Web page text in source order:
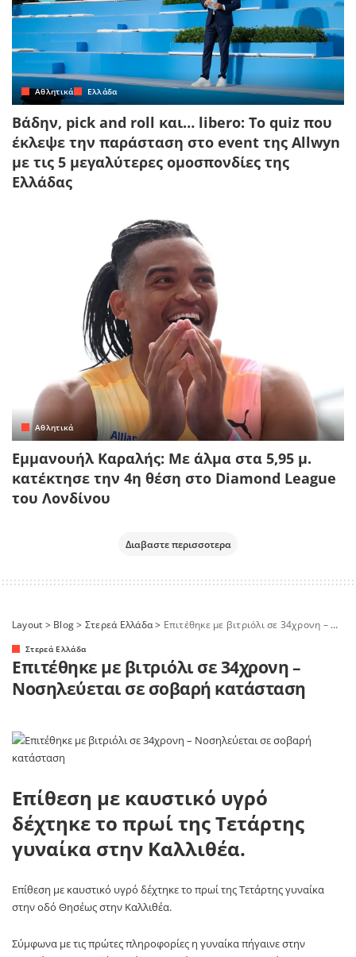
Αθλητικά Ελλάδα
Βάδην, pick and roll και… libero: Το quiz που
έκλεψε την παράσταση στο event της Allwyn
με τις 5 μεγαλύτερες ομοσπονδίες της
Ελλάδας
Αθλητικά
Εμμανουήλ Καραλής: Με άλμα στα 5,95 μ.
κατέκτησε την 4η θέση στο Diamond League
του Λονδίνου
Διαβαστε περισσοτερα
Layout > Blog> Στερεά Ελλάδα> Επιτέθηκε με βιτριόλι σε 34χρονη – Νοσηλεύεται σε σοβαρή κατάσταση
Στερεά Ελλάδα
Επιτέθηκε με βιτριόλι σε 34χρονη –
Νοσηλεύεται σε σοβαρή κατάσταση
Επίθεση με καυστικό υγρό
δέχτηκε το πρωί της Τετάρτης
γυναίκα στην Καλλιθέα.
Επίθεση με καυστικό υγρό δέχτηκε το πρωί της Τετάρτης γυναίκα
στην οδό Θησέως στην Καλλιθέα.
Σύμφωνα με τις πρώτες πληροφορίες η γυναίκα πήγαινε στην